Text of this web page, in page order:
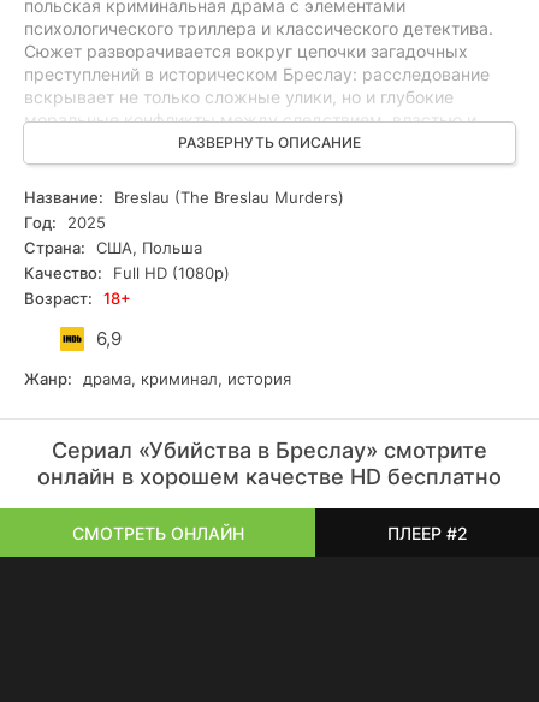
польская криминальная драма с элементами
психологического триллера и классического детектива.
Сюжет разворачивается вокруг цепочки загадочных
преступлений в историческом Бреслау: расследование
вскрывает не только сложные улики, но и глубокие
моральные конфликты между следствием, властью и
местными жителями. Основная интрига строится на
пересечении личных драм и профессиональных дилемм,
а напряжение усиливает погодная и городская
атмосфера. Режиссёр делает упор на умный сюжет и
кинематографическое ощущение тревоги, не опускаясь
до явных эффектов. Идеально подойдёт любителям
драмы, напряжённых триллеров и детективных историй.
Смотрите онлайн все серии бесплатно в HD и в хорошем
качестве.
РАЗВЕРНУТЬ ОПИСАНИЕ
Название:
Breslau (The Breslau Murders)
Год:
2025
Страна:
США, Польша
Качество:
Full HD (1080p)
Возраст:
18+
6,9
Жанр: драма, криминал, история
Сериал «Убийства в Бреслау» смотрите
онлайн в хорошем качестве HD бесплатно
СМОТРЕТЬ ОНЛАЙН ПЛЕЕР #2